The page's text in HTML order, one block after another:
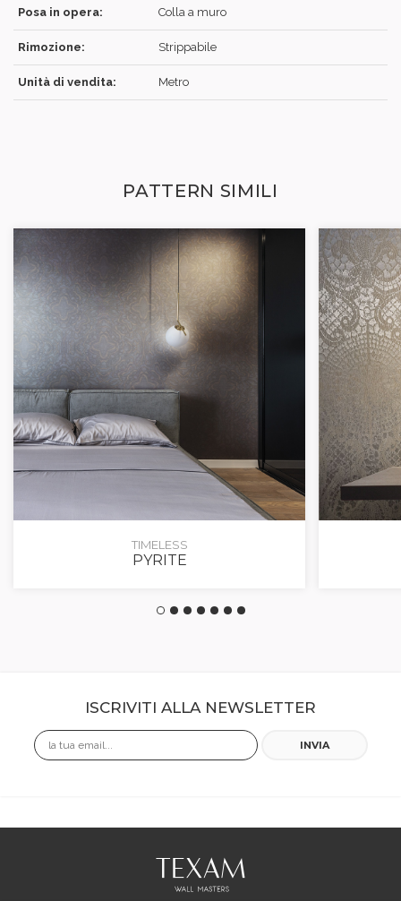
Posa in opera: Colla a muro
Rimozione: Strippabile
Unità di vendita: Metro
PATTERN SIMILI
TIMELESS
PYRITE
ISCRIVITI ALLA NEWSLETTER
Email INVIA